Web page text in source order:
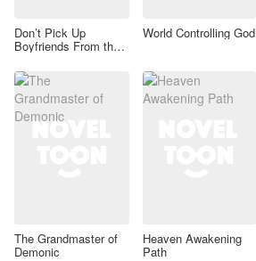
Don’t Pick Up
Boyfriends From the
World Controlling God
The Grandmaster of
Demonic
Heaven Awakening
Path